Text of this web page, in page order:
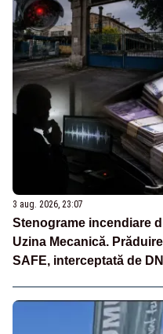
3 aug. 2026, 23:07
Stenograme incendiare
Uzina Mecanică.
SAFE, interceptată de